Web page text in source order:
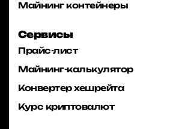
Майнинг контейнеры
Сервисы
Прайс-лист
Майнинг-калькулятор
Конвертер хешрейта
Курс криптовалют